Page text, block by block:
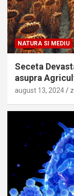
NATURA SI MEDIU
Seceta
asupra
august 13, 2024